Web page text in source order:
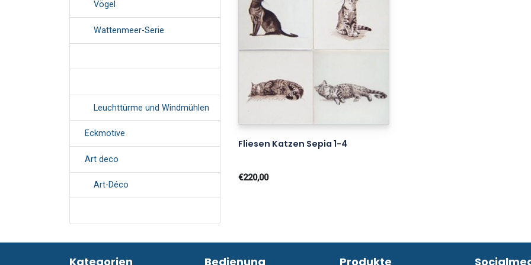
Vögel
Wattenmeer-Serie
Leuchttürme und Windmühlen
Eckmotive
Art deco
Art-Déco
Fliesen Katzen Sepia 1-4
€220,00
Kategorien Bedienung Produkte